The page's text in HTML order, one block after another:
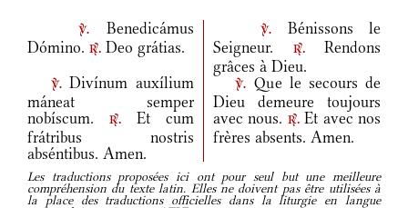
v.
Benedicámus
Dómino. r. Deo grátias.
v.
Bénissons le
Seigneur.
r.Rendons
grâces à Dieu.
v.Divínum auxílium
máneat semper
nobíscum.
r.
Et cum
frátribus nostris
abséntibus. Amen.
v. Que le secours de
Dieu demeure toujours
avec nous. r.Et avec nos
frères absents. Amen.
Les traductions proposées ici ont pour seul but une meilleure
compréhension du texte latin. Elles ne doivent pas être utilisées à
la place des traductions officielles dans la liturgie en langue